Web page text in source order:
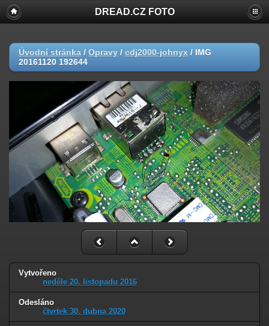
DREAD.CZ FOTO
Úvodní stránka / Opravy / cdj2000-johnyx / IMG
20161120 192644
Vytvořeno
neděle 20. listopadu 2016
Odesláno
čtvrtek 30. dubna 2020